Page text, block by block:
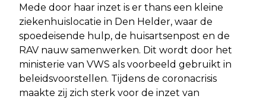
Mede door haar inzet is er thans een kleine
ziekenhuislocatie in Den Helder, waar de
spoedeisende hulp, de huisartsenpost en de
RAV nauw samenwerken. Dit wordt door het
ministerie van VWS als voorbeeld gebruikt in
beleidsvoorstellen. Tijdens de coronacrisis
maakte zij zich sterk voor de inzet van